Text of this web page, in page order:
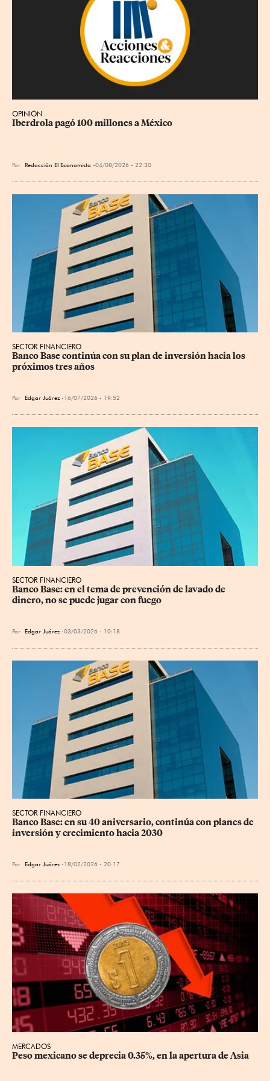
OPINIÓN
Iberdrola pagó 100 millones a México
Por Redacción El Economista 04/08/2026 - 22:30
SECTOR FINANCIERO
Banco Base continúa con su plan de inversión hacia los
próximos tres años
Por Edgar Juárez 16/07/2026 - 19:52
SECTOR FINANCIERO
Banco Base: en el tema de prevención de lavado de
dinero, no se puede jugar con fuego
Por Edgar Juárez 03/03/2026 - 10:18
SECTOR FINANCIERO
Banco Base: en su 40 aniversario, continúa con planes de
inversión y crecimiento hacia 2030
Por Edgar Juárez 18/02/2026 - 20:17
MERCADOS
Peso mexicano se deprecia 0.35%, en la apertura de Asia